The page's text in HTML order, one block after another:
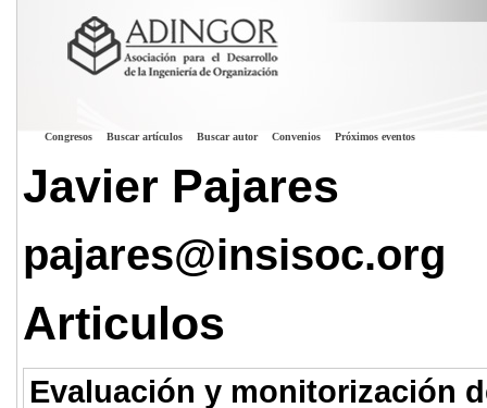
Congresos Buscar artículos Buscar autor Convenios Próximos eventos
Javier Pajares
pajares@insisoc.org
Articulos
Evaluación y monitorización